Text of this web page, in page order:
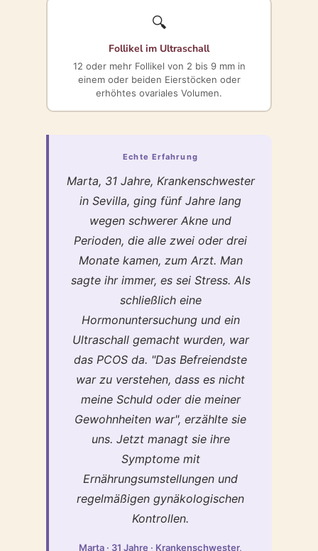
🔍
Follikel im Ultraschall
12 oder mehr Follikel von 2 bis 9 mm in
einem oder beiden Eierstöcken oder
erhöhtes ovariales Volumen.
Echte Erfahrung
Marta, 31 Jahre, Krankenschwester
in Sevilla, ging fünf Jahre lang
wegen schwerer Akne und
Perioden, die alle zwei oder drei
Monate kamen, zum Arzt. Man
sagte ihr immer, es sei Stress. Als
schließlich eine
Hormonuntersuchung und ein
Ultraschall gemacht wurden, war
das PCOS da. "Das Befreiendste
war zu verstehen, dass es nicht
meine Schuld oder die meiner
Gewohnheiten war", erzählte sie
uns. Jetzt managt sie ihre
Symptome mit
Ernährungsumstellungen und
regelmäßigen gynäkologischen
Kontrollen.
Marta · 31 Jahre · Krankenschwester,